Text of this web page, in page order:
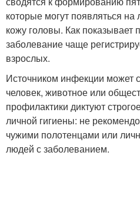
которые могут появляться
кожу головы. Как показывает
заболевание чаще
взрослых.
Источником инфекции может
человек, животное или
профилактики диктуют
личной гигиены: не
чужими полотенцами или
людей с заболеванием.